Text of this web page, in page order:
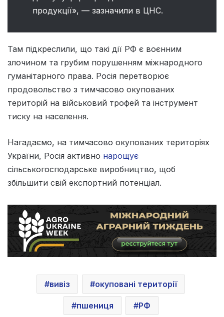
продукції», — зазначили в ЦНС.
Там підкреслили, що такі дії РФ є воєнним
злочином та грубим порушенням міжнародного
гуманітарного права. Росія перетворює
продовольство з тимчасово окупованих
територій на військовий трофей та інструмент
тиску на населення.
Нагадаємо, на тимчасово окупованих територіях
України, Росія активно нарощує
сільськогосподарське виробництво, щоб
збільшити свій експортний потенціал.
вивіз окуповані території
пшениця РФ